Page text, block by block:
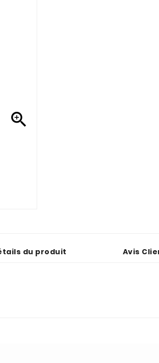

du produit Avis